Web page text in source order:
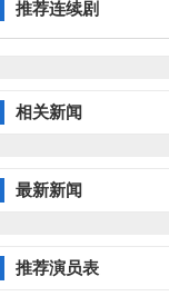
推荐连续剧
相关新闻
最新新闻
推荐演员表